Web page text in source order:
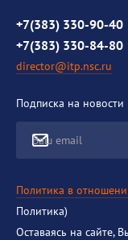
Противодействие
+7(383) 330-90-40
+7(383) 330-84-80
director@itp.nsc.ru
Подписка на новости
Ваш email
Политика в
Политика)
Оставаясь на сайте,